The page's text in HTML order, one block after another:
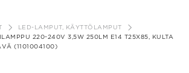
LED-LAMPUT, KÄYTTÖLAMPUT
220-240V 3,5W 250LM E14 T25X85, KULTA
(1101004100)